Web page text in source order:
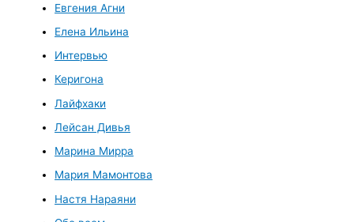
Евгения Агни
Елена Ильина
Интервью
Керигона
Лайфхаки
Лейсан Дивья
Марина Мирра
Мария Мамонтова
Настя Нараяни